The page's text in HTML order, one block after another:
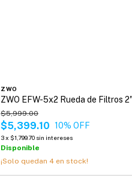
ZWO
ZWO EFW-5x2 Rueda de Filtros
$5,399.10
$5,999.00
10% OFF
3x $1,799.70 sin intereses
Disponible
¡Solo quedan 4 en stock!